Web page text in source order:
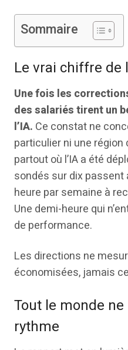
Sommaire
Le vrai chiffre de
Une fois les
des salariés tirent un
l’IA. Ce constat ne
particulier ni une
partout où l’IA a été
sondés sur dix
heure par semaine à
Une demi-heure qui
de performance.
Les directions ne
économisées, jamais
Tout le monde
rythme